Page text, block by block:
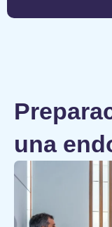
una